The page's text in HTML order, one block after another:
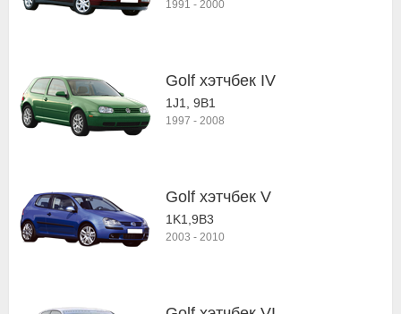
1991 - 2000
Golf хэтчбек IV
1J1, 9B1
1997 - 2008
Golf хэтчбек V
1K1,9B3
2003 - 2010